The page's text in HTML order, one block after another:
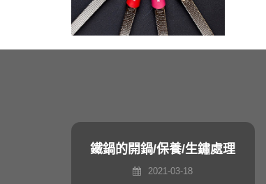
鐵鍋的開鍋/保養/生鏽處理
2021-03-18